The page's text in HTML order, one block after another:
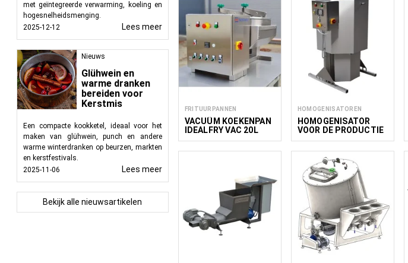
met geïntegreerde verwarming, koeling en
hogesnelheidsmenging.
2025-12-12
Lees meer
Nieuws
Glühwein en
warme dranken
bereiden voor
Kerstmis
Een compacte kookketel, ideaal voor het
maken van glühwein, punch en andere
warme winterdranken op beurzen, markten
en kerstfestivals.
2025-11-06
Lees meer
Bekijk alle nieuwsartikelen
FRITUURPANNEN
VACUÜM KOEKENPAN
IDEALFRY VAC 20L
HOMOGENISATOREN
HOMOGENISATOR
VOOR DE PRODUCTIE
VAN SOJAMELK MH